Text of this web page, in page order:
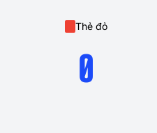
Thẻ đỏ
0